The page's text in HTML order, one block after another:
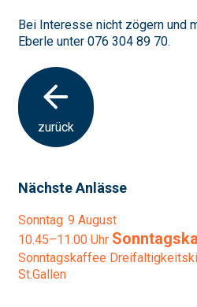
Bei Interesse nicht zögern und
Eberle unter 076 304 89 70.
zurück
Nächste Anlässe
Sonntag 9 August
10.45–11.00 Uhr
Sonntagskaffee
St.Gallen